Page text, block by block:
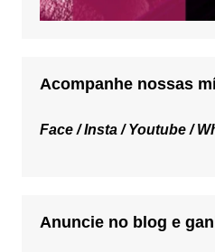
Acompanhe nossas
Face /Insta /Youtube /
Anuncie no blog e